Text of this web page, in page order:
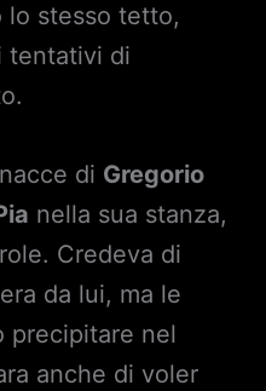
lo stesso tetto,
tentativi di
di Gregorio
nella sua stanza,
Credeva di
da lui, ma le
precipitare nel
anche di voler